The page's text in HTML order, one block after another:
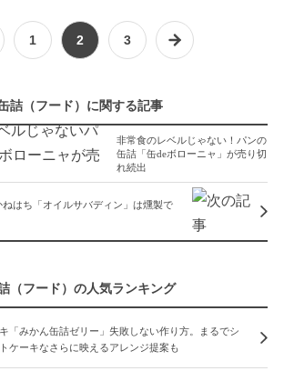
1 2 3
詰（フード）に関する記事
非常食のレベルじゃない！パンの
缶詰「缶deボローニャ」が売り切
れ続出
はち「オイルサバディン」は燻製で
（フード）の人気ランキング
「みかん缶詰ゼリー」失敗しない作り方。まるでシ
ケーキなさらに映えるアレンジ提案も